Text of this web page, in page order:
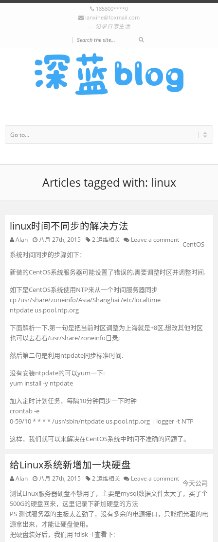
185800****0
lanxine@foxmail.com
记录日常生活
|
Articles tagged with: linux
linux时间不同步的解决方法
Alan 八月 27th, 2015 2.运维相关 Leave a comment
CentOS
系统时间同步的步骤如下：
新装的CentOS系统服务器可能设置了错误的,需要调整时区并调整时间.
如下是CentOS系统使用NTP来从一个时间服务器同步
cp /usr/share/zoneinfo/Asia/Shanghai /etc/localtime
ntpdate us.pool.ntp.org
下面解析一下,第一句是把当前时区调整为上海就是+8区,想改其他时区
也可以去看看/usr/share/zoneinfo目录;
然后第二句是利用ntpdate同步标准时间.
没有安装ntpdate的可以yum一下:
yum install -y ntpdate
加入定时计划任务，每隔10分钟同步一下时钟
crontab -e
0-59/10 * * * * /usr/sbin/ntpdate us.pool.ntp.org | logger -t NTP
这样，我们就可以来解决在CentOS系统中时间不准确的问题了。
给Linux系统新增加一块硬盘
Alan 八月 27th, 2015 2.运维相关 Leave a comment
今天公司
测试Linux服务器硬盘不够用了，主要是mysql数据文件太大了，买了个
500G的硬盘回来，这里记录下新加硬盘的方法
PS 测试服务器的主板太差劲了，没有多余的电源接口，只能把光驱的电
源拿出来，才能让硬盘使用。
把硬盘装好后，我们用 fdisk -l 查看下: